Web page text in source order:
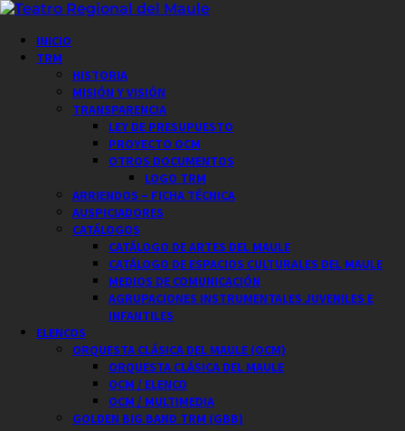
Saltar
contenido
Menú
principal
INICIO
TRM
HISTORIA
MISIÓN Y VISIÓN
TRANSPARENCIA
LEY DE PRESUPUESTO
PROYECTO OCM
OTROS DOCUMENTOS
LOGO TRM
ARRIENDOS – FICHA TÉCNICA
AUSPICIADORES
CATÁLOGOS
CATÁLOGO DE ARTES DEL MAULE
CATÁLOGO DE ESPACIOS CULTURALES DEL MAULE
MEDIOS DE COMUNICACIÓN
AGRUPACIONES INSTRUMENTALES JUVENILES E
INFANTILES
ELENCOS
ORQUESTA CLÁSICA DEL MAULE (OCM)
ORQUESTA CLÁSICA DEL MAULE
OCM / ELENCO
OCM / MULTIMEDIA
GOLDEN BIG BAND TRM (GBB)